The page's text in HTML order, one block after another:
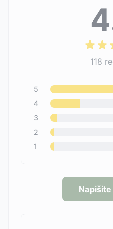
118
5
4
3
2
1